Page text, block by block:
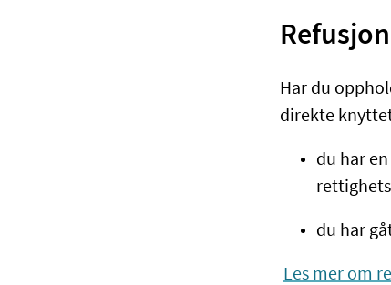
Har du
direkte
du har
du har
Les mer om